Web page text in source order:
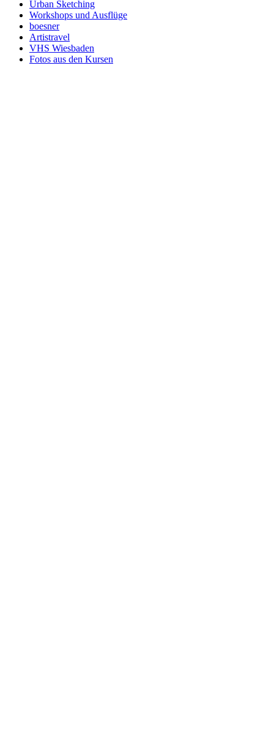
Urban Sketching
Workshops und Ausflüge
boesner
Artistravel
VHS Wiesbaden
Fotos aus den Kursen